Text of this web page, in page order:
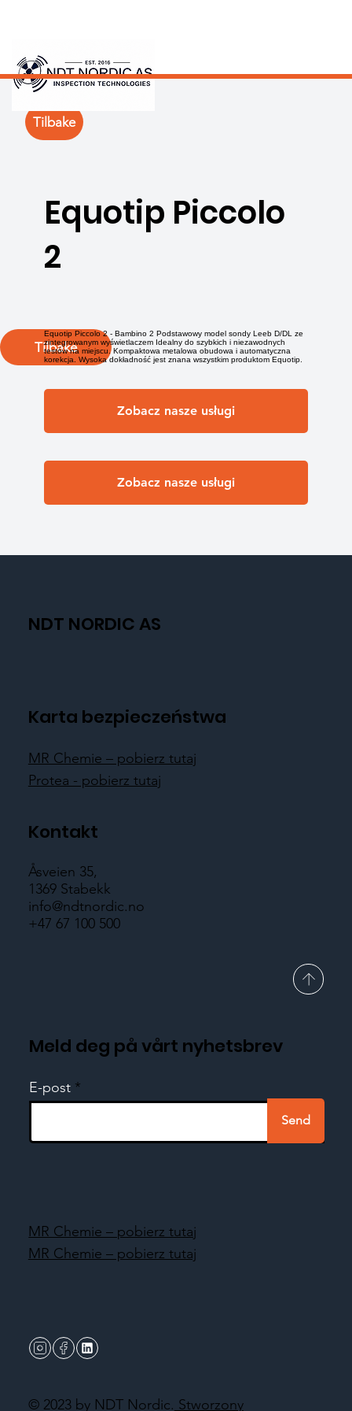
Tilbake
Equotip Piccolo
2
Equotip Piccolo 2 - Bambino 2 Podstawowy model sondy Leeb D/DL ze
zintegrowanym wyświetlaczem Idealny do szybkich i niezawodnych
testów na miejscu. Kompaktowa metalowa obudowa i automatyczna
korekcja. Wysoka dokładność jest znana wszystkim produktom Equotip.
Zobacz nasze usługi
Zobacz nasze usługi
Tilbake
NDT NORDIC AS
Karta bezpieczeństwa
MR Chemie – pobierz tutaj
Protea - pobierz tutaj
Kontakt
Åsveien 35,
1369 Stabekk
info@ndtnordic.no
+47 67 100 500
Meld deg på vårt nyhetsbrev
E-post
Send
© 2023 by NDT Nordic. Stworzony
MR Chemie – pobierz tutaj
MR Chemie – pobierz tutaj